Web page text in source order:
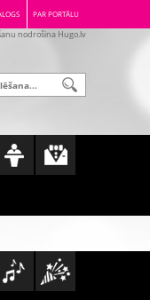
PAR PORTĀLU
nodrošina Hugo.lv